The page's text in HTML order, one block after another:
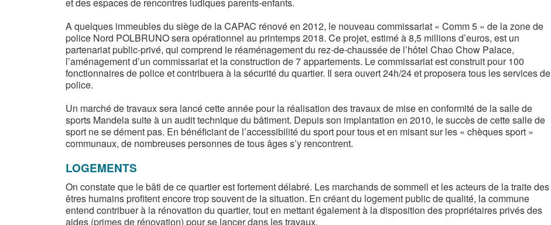
A quelques immeubles du siège de la CAPAC rénové en 2012, le nouveau commissariat « Comm 5 » de la zone de
police Nord POLBRUNO sera opérationnel au printemps 2018. Ce projet, estimé à 8,5 millions d’euros, est un
partenariat public-privé, qui comprend le réaménagement du rez-de-chaussée de l’hôtel Chao Chow Palace,
l’aménagement d’un commissariat et la construction de 7 appartements. Le commissariat est construit pour 100
fonctionnaires de police et contribuera à la sécurité du quartier. Il sera ouvert 24h/24 et proposera tous les services de
police.
Un marché de travaux sera lancé cette année pour la réalisation des travaux de mise en conformité de la salle de
sports Mandela suite à un audit technique du bâtiment. Depuis son implantation en 2010, le succès de cette salle de
sport ne se dément pas. En bénéficiant de l’accessibilité du sport pour tous et en misant sur les « chèques sport »
communaux, de nombreuses personnes de tous âges s’y rencontrent.
LOGEMENTS
On constate que le bâti de ce quartier est fortement délabré. Les marchands de sommeil et les acteurs de la traite des
êtres humains profitent encore trop souvent de la situation. En créant du logement public de qualité, la commune
entend contribuer à la rénovation du quartier, tout en mettant également à la disposition des propriétaires privés des
aides (primes de rénovation) pour se lancer dans les travaux.